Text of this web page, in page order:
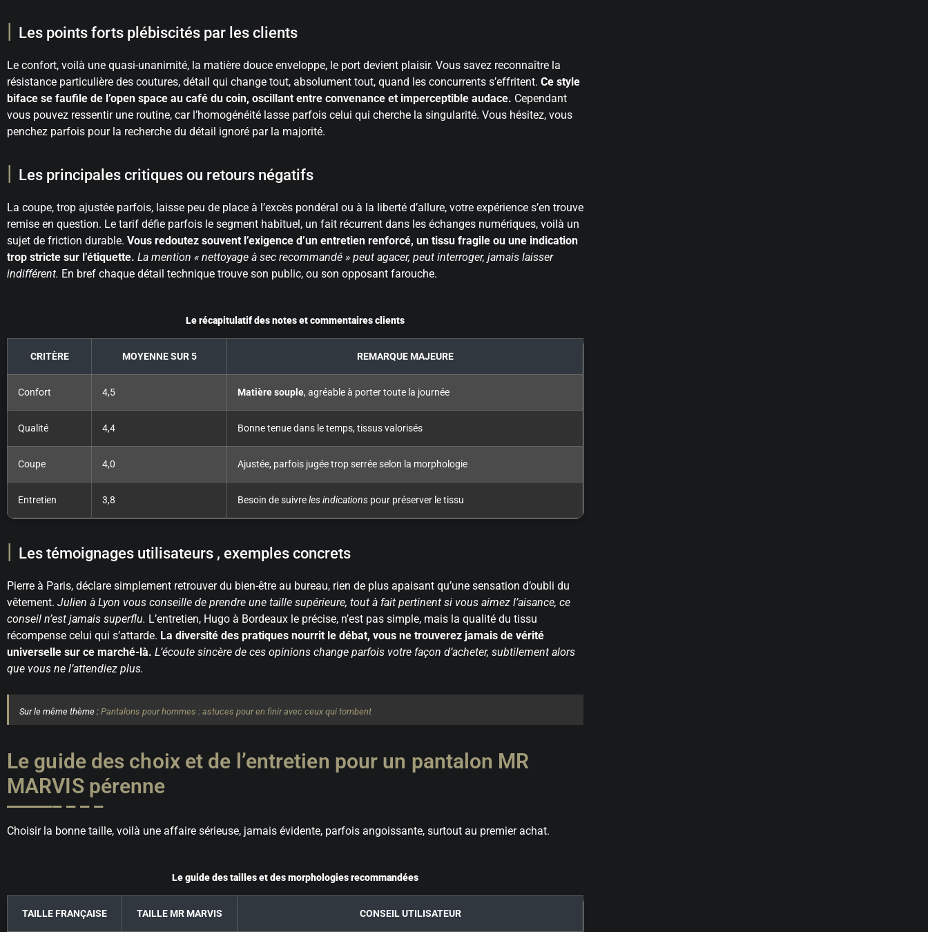
Les points forts plébiscités par les clients
Le confort, voilà une quasi-unanimité, la matière douce enveloppe, le port devient plaisir. Vous savez reconnaître la
résistance particulière des coutures, détail qui change tout, absolument tout, quand les concurrents s’effritent. Ce style
biface se faufile de l’open space au café du coin, oscillant entre convenance et imperceptible audace. Cependant
vous pouvez ressentir une routine, car l’homogénéité lasse parfois celui qui cherche la singularité. Vous hésitez, vous
penchez parfois pour la recherche du détail ignoré par la majorité.
Les principales critiques ou retours négatifs
La coupe, trop ajustée parfois, laisse peu de place à l’excès pondéral ou à la liberté d’allure, votre expérience s’en trouve
remise en question. Le tarif défie parfois le segment habituel, un fait récurrent dans les échanges numériques, voilà un
sujet de friction durable. Vous redoutez souvent l’exigence d’un entretien renforcé, un tissu fragile ou une indication
trop stricte sur l’étiquette. La mention « nettoyage à sec recommandé » peut agacer, peut interroger, jamais laisser
indifférent. En bref chaque détail technique trouve son public, ou son opposant farouche.
Le récapitulatif des notes et commentaires clients
CRITÈRE MOYENNE SUR 5 REMARQUE MAJEURE
Confort 4,5 Matière souple, agréable à porter toute la journée
Qualité 4,4 Bonne tenue dans le temps, tissus valorisés
Coupe 4,0 Ajustée, parfois jugée trop serrée selon la morphologie
Entretien 3,8 Besoin de suivreles indications pour préserver le tissu
Les témoignages utilisateurs , exemples concrets
Pierre à Paris, déclare simplement retrouver du bien-être au bureau, rien de plus apaisant qu’une sensation d’oubli du
vêtement. Julien à Lyon vous conseille de prendre une taille supérieure, tout à fait pertinent si vous aimez l’aisance, ce
conseil n’est jamais superflu. L’entretien, Hugo à Bordeaux le précise, n’est pas simple, mais la qualité du tissu
récompense celui qui s’attarde. La diversité des pratiques nourrit le débat, vous ne trouverez jamais de vérité
universelle sur ce marché-là. L’écoute sincère de ces opinions change parfois votre façon d’acheter, subtilement alors
que vous ne l’attendiez plus.
Sur le même thème : Pantalons pour hommes : astuces pour en finir avec ceux qui tombent
Le guide des choix et de l’entretien pour un pantalon MR
MARVIS pérenne
Choisir la bonne taille, voilà une affaire sérieuse, jamais évidente, parfois angoissante, surtout au premier achat.
Le guide des tailles et des morphologies recommandées
TAILLE FRANÇAISE TAILLE MR MARVIS CONSEIL UTILISATEUR